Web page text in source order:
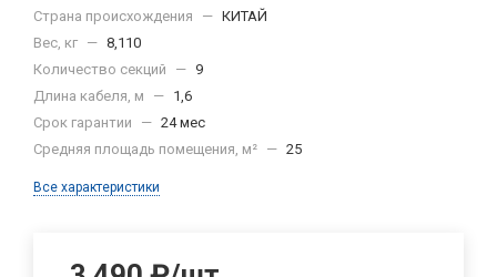
Страна происхождения
— КИТАЙ
Вес, кг — 8,110
Количество секций
— 9
Длина кабеля, м
— 1,6
Срок гарантии
— 24 мес
Средняя площадь помещения, м² — 25
Все характеристики